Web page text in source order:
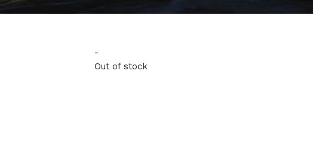
-
Out of stock